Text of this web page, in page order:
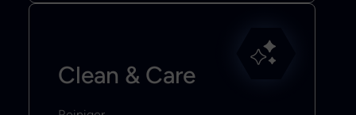
Clean & Care